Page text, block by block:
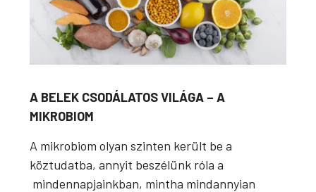
A BELEK CSODÁLATOS VILÁGA – A
MIKROBIOM
A mikrobiom olyan szinten került be a
köztudatba, annyit beszélünk róla a
mindennapjainkban, mintha mindannyian